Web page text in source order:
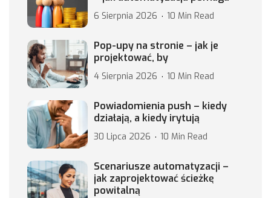
6 Sierpnia 2026 10 Min Read
Pop-upy na stronie – jak je
projektować, by
4 Sierpnia 2026 10 Min Read
Powiadomienia push – kiedy
działają, a kiedy irytują
30 Lipca 2026 10 Min Read
Scenariusze automatyzacji –
jak zaprojektować ścieżkę
powitalną